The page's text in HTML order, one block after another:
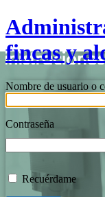
fincas y
Nombre de usuario o
Contraseña
Recuérdame